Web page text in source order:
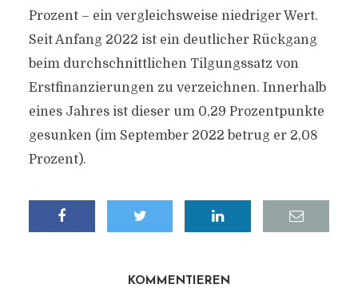
Prozent – ein vergleichsweise niedriger Wert.
Seit Anfang 2022 ist ein deutlicher Rückgang
beim durchschnittlichen Tilgungssatz von
Erstfinanzierungen zu verzeichnen. Innerhalb
eines Jahres ist dieser um 0,29 Prozentpunkte
gesunken (im September 2022 betrug er 2,08
Prozent).
KOMMENTIEREN